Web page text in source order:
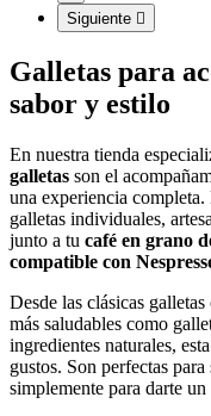
Siguiente 
Galletas para
sabor y estilo
En nuestra tienda
galletas son el
una experiencia
galletas individuales,
junto a tu café en grano
compatible con
Desde las clásicas
más saludables como
ingredientes naturales,
gustos. Son perfectas
simplemente para darte